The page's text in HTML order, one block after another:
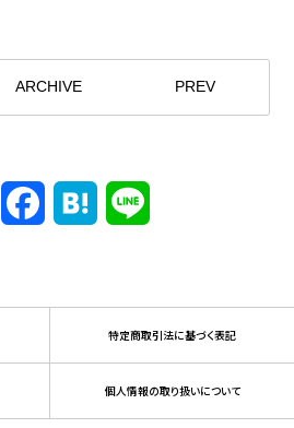
ARCHIVE PREV
Twitter FacebookHatena
特定商取引法に基づく表記
個人情報の取り扱いについて